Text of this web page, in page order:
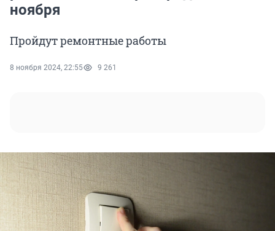
ноября
Пройдут ремонтные работы
8 ноября 2024, 22:55 9 261